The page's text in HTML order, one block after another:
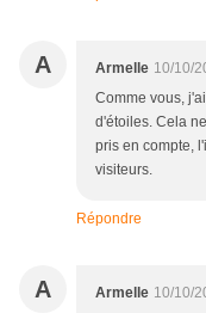
A Armelle 10/10/
Comme vous,
d'étoiles. Cela
pris en compte,
visiteurs.
Répondre
A Armelle 10/10/